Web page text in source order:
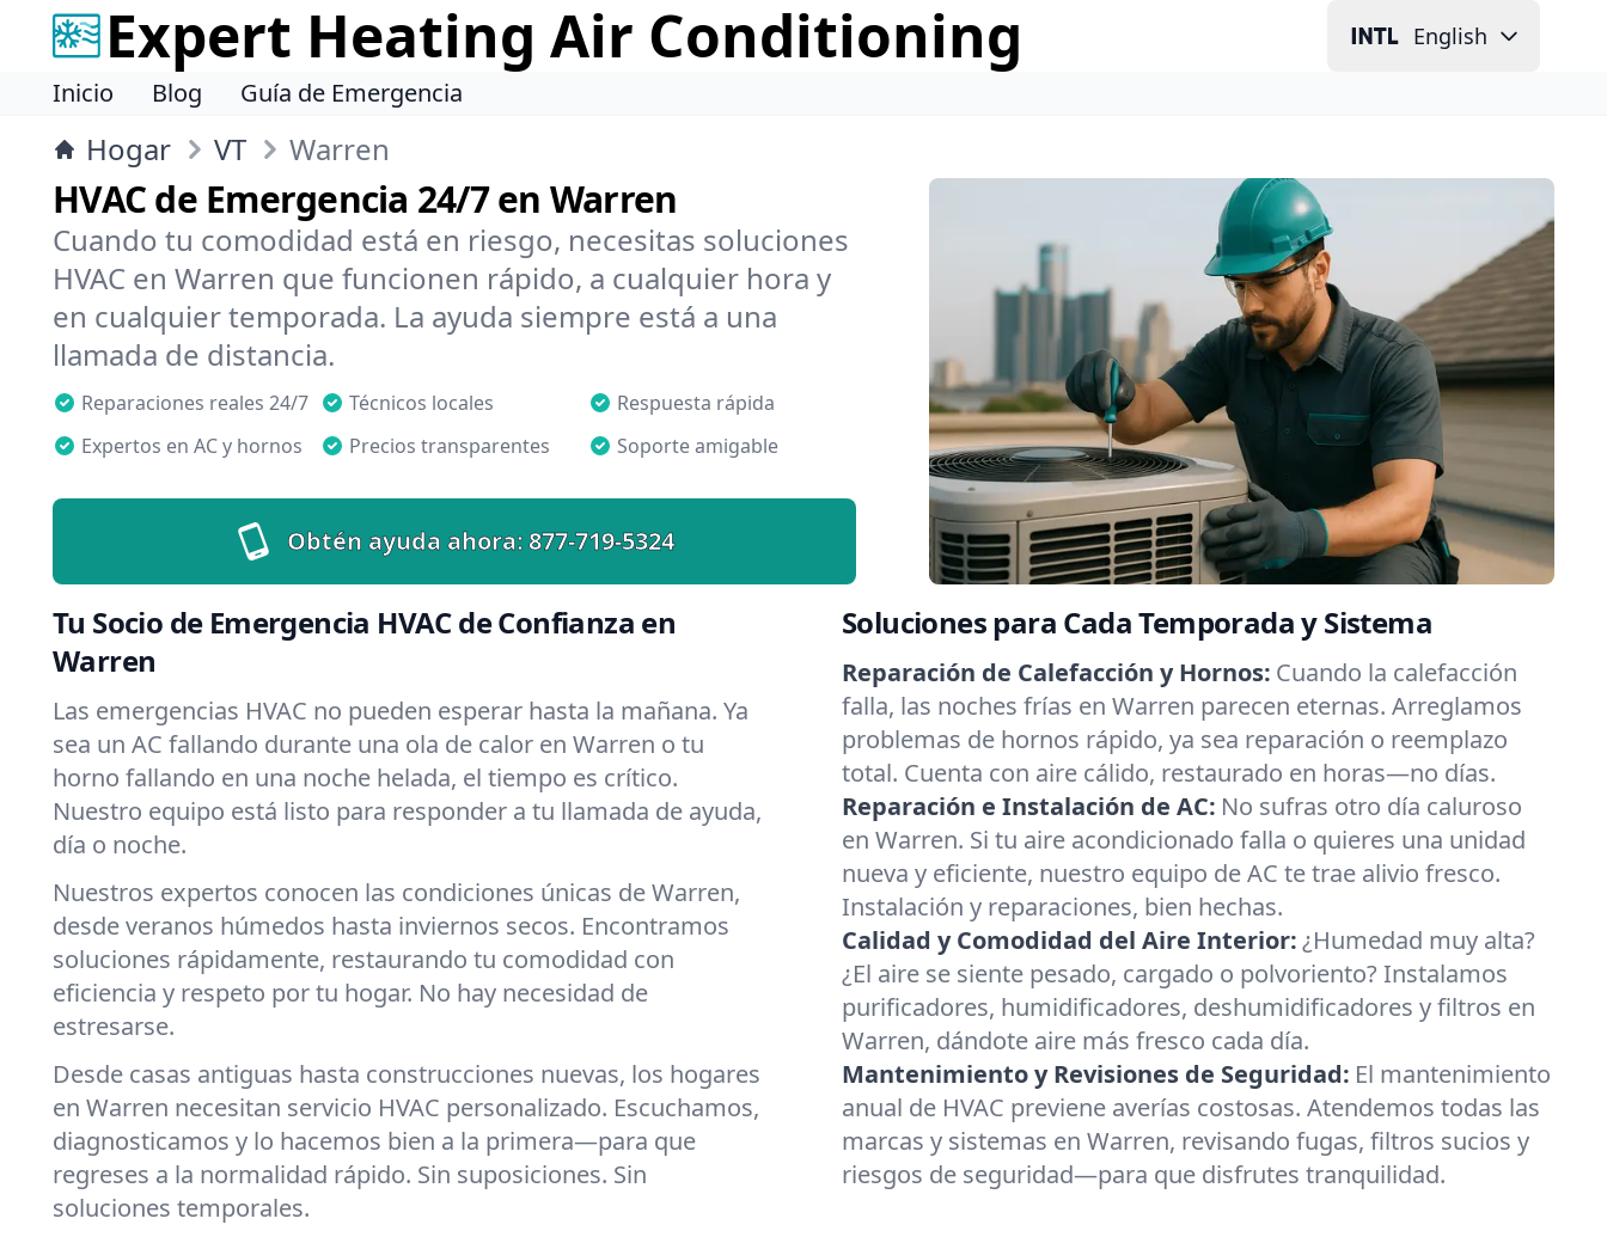
Expert Heating Air Conditioning English
Inicio Blog Guía de Emergencia
Hogar VT Warren
HVAC de Emergencia 24/7 en Warren
Cuando tu comodidad está en riesgo, necesitas soluciones
HVAC en Warren que funcionen rápido, a cualquier hora y
en cualquier temporada. La ayuda siempre está a una
llamada de distancia.
Reparaciones reales 24/7 Técnicos locales
Respuesta rápida
Expertos en AC y hornos
Precios transparentes Soporte amigable
Obtén ayuda ahora:877-719-5324
Tu Socio de Emergencia HVAC de Confianza en
Warren
Las emergencias HVAC no pueden esperar hasta la mañana. Ya
sea un AC fallando durante una ola de calor en Warren o tu
horno fallando en una noche helada, el tiempo es crítico.
Nuestro equipo está listo para responder a tu llamada de ayuda,
día o noche.
Nuestros expertos conocen las condiciones únicas de Warren,
desde veranos húmedos hasta inviernos secos. Encontramos
soluciones rápidamente, restaurando tu comodidad con
eficiencia y respeto por tu hogar. No hay necesidad de
estresarse.
Desde casas antiguas hasta construcciones nuevas, los hogares
en Warren necesitan servicio HVAC personalizado. Escuchamos,
diagnosticamos y lo hacemos bien a la primera—para que
regreses a la normalidad rápido. Sin suposiciones. Sin
soluciones temporales.
Soluciones para Cada Temporada y Sistema
Reparación de Calefacción y Hornos: Cuando la calefacción
falla, las noches frías en Warren parecen eternas. Arreglamos
problemas de hornos rápido, ya sea reparación o reemplazo
total. Cuenta con aire cálido, restaurado en horas—no días.
Reparación e Instalación de AC: No sufras otro día caluroso
en Warren. Si tu aire acondicionado falla o quieres una unidad
nueva y eficiente, nuestro equipo de AC te trae alivio fresco.
Instalación y reparaciones, bien hechas.
Calidad y Comodidad del Aire Interior:¿Humedad muy alta?
¿El aire se siente pesado, cargado o polvoriento? Instalamos
purificadores, humidificadores, deshumidificadores y filtros en
Warren, dándote aire más fresco cada día.
Mantenimiento y Revisiones de Seguridad: El mantenimiento
anual de HVAC previene averías costosas. Atendemos todas las
marcas y sistemas en Warren, revisando fugas, filtros sucios y
riesgos de seguridad—para que disfrutes tranquilidad.